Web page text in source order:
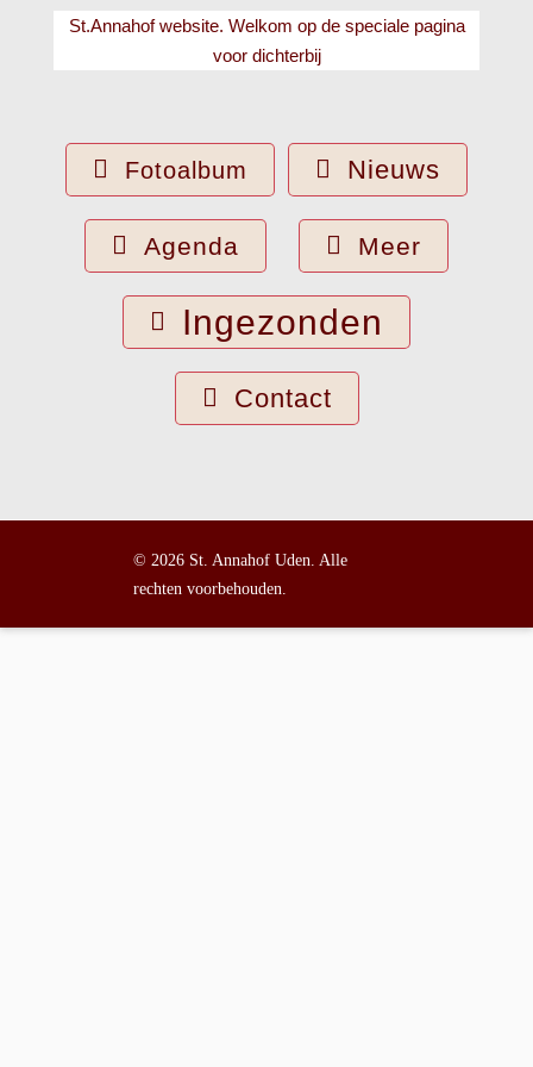
St.Annahof website. Welkom op de speciale pagina
voor dichterbij
Fotoalbum Nieuws
Agenda Meer
Ingezonden
Contact
© 2026 St. Annahof Uden. Alle
rechten voorbehouden.